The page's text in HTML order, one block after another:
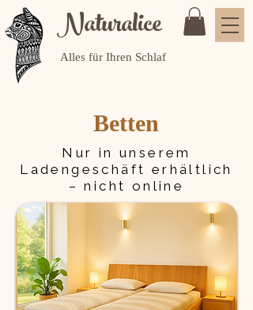
Naturalice
Alles für Ihren Schlaf
Betten
Nur in unserem
Ladengeschäft erhältlich
– nicht online